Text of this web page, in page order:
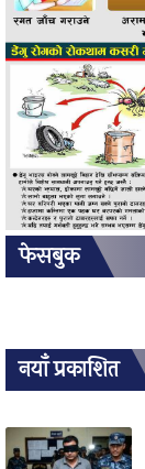
फेसबुक
नयाँ प्रकाशित